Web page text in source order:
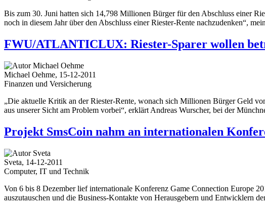
Bis zum 30. Juni hatten sich 14,798 Millionen Bürger für den Abschluss einer
noch in diesem Jahr über den Abschluss einer Riester-Rente nachzudenken“,
FWU/ATLANTICLUX: Riester-Sparer wollen
Michael Oehme, 15-12-2011
Finanzen und Versicherung
„Die aktuelle Kritik an der Riester-Rente, wonach sich Millionen Bürger Geld
aus unserer Sicht am Problem vorbei“, erklärt Andreas Wurscher, bei der
Projekt SmsCoin nahm an internationalen
Sveta, 14-12-2011
Computer, IT und Technik
Von 6 bis 8 Dezember lief internationale Konferenz Game Connection Europe
auszutauschen und die Business-Kontakte von Herausgebern und Entwicklern